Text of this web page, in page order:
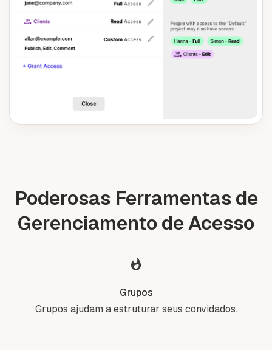
Poderosas Ferramentas de
Gerenciamento de Acesso
Grupos
Grupos ajudam a estruturar seus convidados.